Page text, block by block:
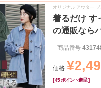
オリジナル アウター
着るだけ す
の通販なら
商品番号
価格 ¥
[45 ポイント進呈 ]